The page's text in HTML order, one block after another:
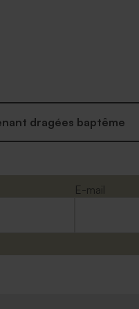
dragées baptême
E-mail